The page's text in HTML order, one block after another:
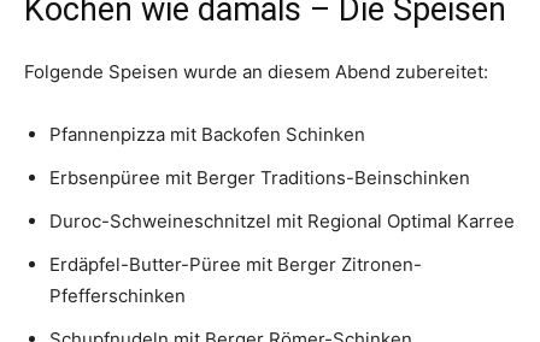
Kochen wie damals – Die Speisen
Folgende Speisen wurde an diesem Abend zubereitet:
Pfannenpizza mit Backofen Schinken
Erbsenpüree mit Berger Traditions-Beinschinken
Duroc-Schweineschnitzel mit Regional Optimal Karree
Erdäpfel-Butter-Püree mit Berger Zitronen-
Pfefferschinken